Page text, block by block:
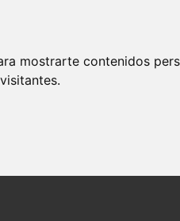
mostrarte contenidos